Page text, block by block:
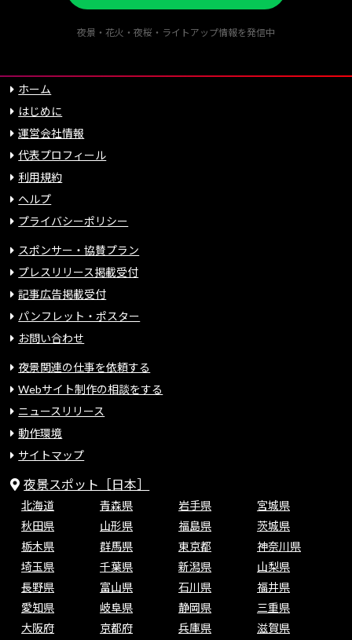
夜景・花火・夜桜・ライトアップ情報を発信中
ホーム
はじめに
運営会社情報
代表プロフィール
利用規約
ヘルプ
プライバシーポリシー
スポンサー・協賛プラン
プレスリリース掲載受付
記事広告掲載受付
パンフレット・ポスター
お問い合わせ
夜景関連の仕事を依頼する
Webサイト制作の相談をする
ニュースリリース
動作環境
サイトマップ
夜景スポット［日本］
北海道 青森県 岩手県
宮城県
秋田県
山形県 福島県
茨城県
栃木県
群馬県 東京都
神奈川県
埼玉県
千葉県 新潟県
山梨県
長野県
富山県 石川県
福井県
愛知県
岐阜県 静岡県
三重県
大阪府
京都府 兵庫県
滋賀県